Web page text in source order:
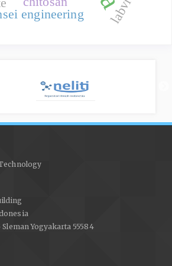
engineering
Yogyakarta 55584